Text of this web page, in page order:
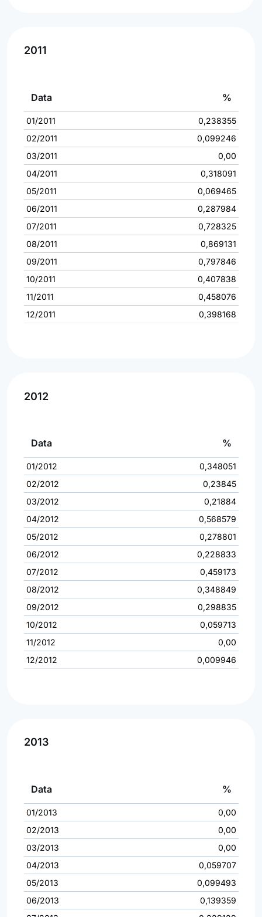
2011
Data %
01/2011
0,238355
02/2011
0,099246
03/2011
0,00
04/2011
0,318091
05/2011
0,069465
06/2011
0,287984
07/2011
0,728325
08/2011
0,869131
09/2011
0,797846
10/2011
0,407838
11/2011
0,458076
12/2011
0,398168
2012
Data %
01/2012
0,348051
02/2012
0,23845
03/2012
0,21884
04/2012
0,568579
05/2012
0,278801
06/2012
0,228833
07/2012
0,459173
08/2012
0,348849
09/2012
0,298835
10/2012
0,059713
11/2012
0,00
12/2012
0,009946
2013
Data %
01/2013
0,00
02/2013
0,00
03/2013
0,00
04/2013
0,059707
05/2013
0,099493
06/2013
0,139359